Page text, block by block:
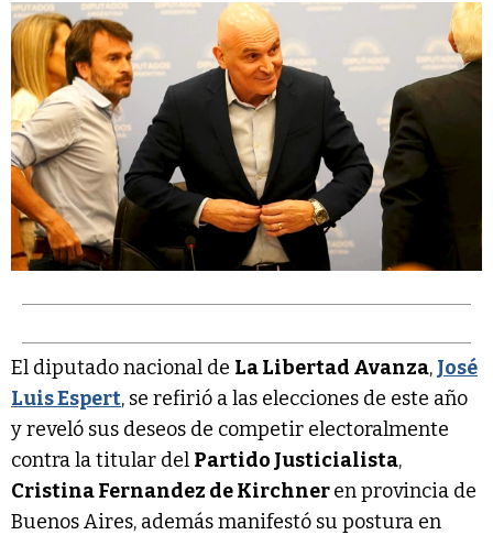
El diputado nacional de La Libertad Avanza, José
Luis Espert, se refirió a las elecciones de este año
y reveló sus deseos de competir electoralmente
contra la titular del Partido Justicialista,
Cristina Fernandez de Kirchneren provincia de
Buenos Aires, además manifestó su postura en